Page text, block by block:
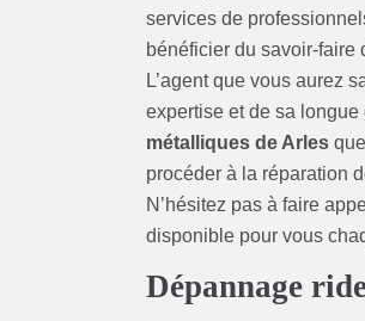
services de
bénéficier du savoir-faire
L’agent que vous aurez
expertise et de sa longue
métalliques de Arles
procéder à la réparation
N’hésitez pas à faire
disponible pour vous
Dépannage